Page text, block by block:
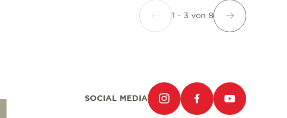
1 - 3 von 8
SOCIAL MEDIA